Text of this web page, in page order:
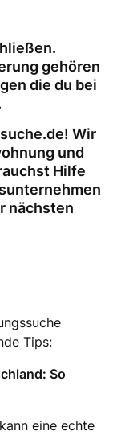
gehören
die du bei
Wir
und
Hilfe
nächsten
Tips:
So
eine echte